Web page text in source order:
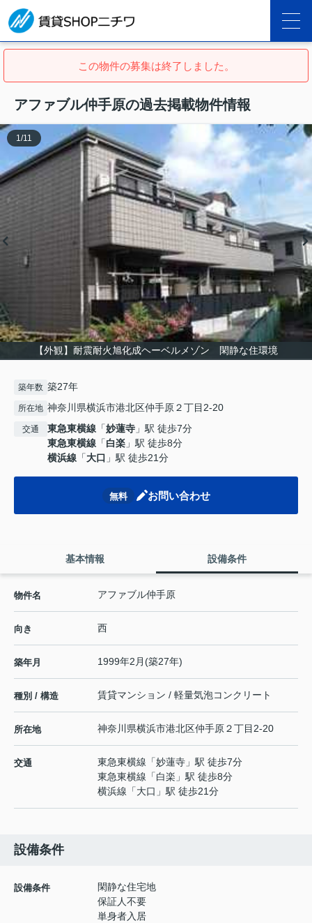
この物件の募集は終了しました。
アファブル仲手原の過去掲載物件情報
【外観】耐震耐火旭化成ヘーベルメゾン 閑静な住環境
1 /11
築年数 築27年
所在地 神奈川県横浜市港北区仲手原２丁目2-20
交通 東急東横線 「妙蓮寺 」駅 徒歩7分
東急東横線 「白楽 」駅 徒歩8分
横浜線 「大口 」駅 徒歩21分
無料 お問い合わせ
基本情報 設備条件
物件名 アファブル仲手原
向き 西
築年月 1999年2月(築27年)
種別 / 構造 賃貸マンション / 軽量気泡コンクリート
所在地 神奈川県横浜市港北区仲手原２丁目2-20
交通 東急東横線 「妙蓮寺 」駅 徒歩7分
東急東横線 「白楽 」駅 徒歩8分
横浜線 「大口 」駅 徒歩21分
設備条件
設備条件
閑静な住宅地
保証人不要
単身者入居